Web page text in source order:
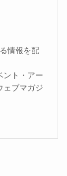
情報を配
ント・アー
ェブマガジ